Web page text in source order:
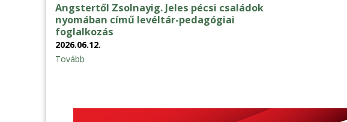
Angstertől Zsolnayig. Jeles pécsi családok
nyomában című levéltár-pedagógiai
foglalkozás
2026.06.12.
Tovább